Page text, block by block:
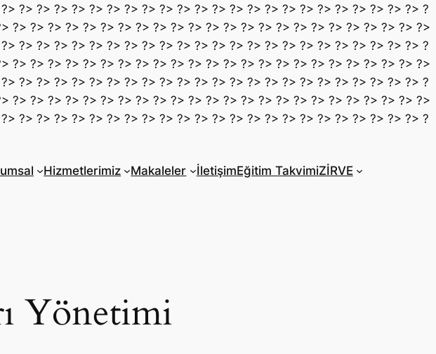
?> ?> ?> ?> ?> ?> ?> ?> ?> ?> ?> ?> ?> ?> ?> ?> ?> ?> ?> ?> ?> ?> ?> ?
?> ?> ?> ?> ?> ?> ?> ?> ?> ?> ?> ?> ?> ?> ?> ?> ?> ?> ?> ?> ?> ?> ?>
?> ?> ?> ?> ?> ?> ?> ?> ?> ?> ?> ?> ?> ?> ?> ?> ?> ?> ?> ?> ?> ?> ?> ?
?> ?> ?> ?> ?> ?> ?> ?> ?> ?> ?> ?> ?> ?> ?> ?> ?> ?> ?> ?> ?> ?> ?>
?> ?> ?> ?> ?> ?> ?> ?> ?> ?> ?> ?> ?> ?> ?> ?> ?> ?> ?> ?> ?> ?> ?> ?
?> ?> ?> ?> ?> ?> ?> ?> ?> ?> ?> ?> ?> ?> ?> ?> ?> ?> ?> ?> ?> ?> ?>
?> ?> ?> ?> ?> ?> ?> ?> ?> ?> ?> ?> ?> ?> ?> ?> ?> ?> ?> ?> ?> ?> ?> ?
Hizmetlerimiz Makaleler İletişimEğitim TakvimiZİRVE
Yönetimi